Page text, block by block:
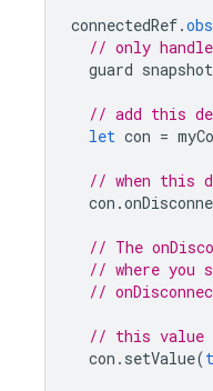
connectedRef.
// only
guard snapshot
// add this
let con =
// when this
con .
// The
// where you
//
// this value
con . setValue(